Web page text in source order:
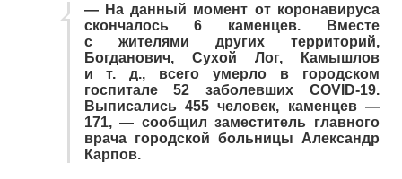
— На данный момент от коронавируса
скончалось 6 каменцев. Вместе
с жителями других территорий,
Богданович, Сухой Лог, Камышлов
и т. д., всего умерло в городском
госпитале 52 заболевших COVID-19.
Выписались 455 человек, каменцев —
171, — сообщил заместитель главного
врача городской больницы Александр
Карпов.